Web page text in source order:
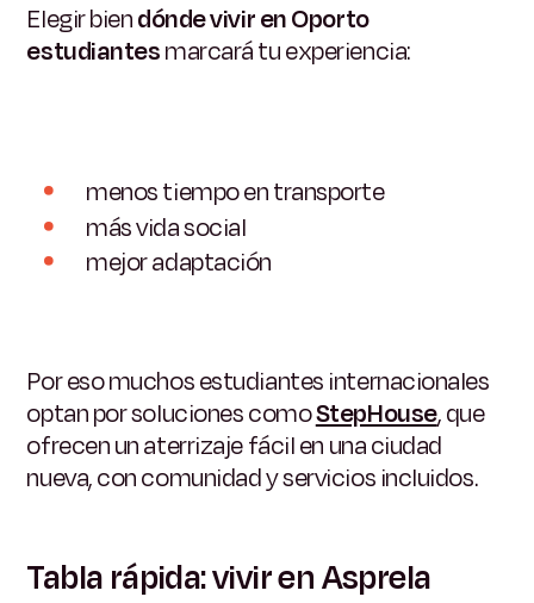
Elegir biendónde vivir en Oporto
estudiantesmarcará tu experiencia:
menos tiempo en transporte
más vida social
mejor adaptación
Por eso muchos estudiantes internacionales
optan por soluciones comoStepHouse, que
ofrecen un aterrizaje fácil en una ciudad
nueva, con comunidad y servicios incluidos.
Tabla rápida: vivir en Asprela